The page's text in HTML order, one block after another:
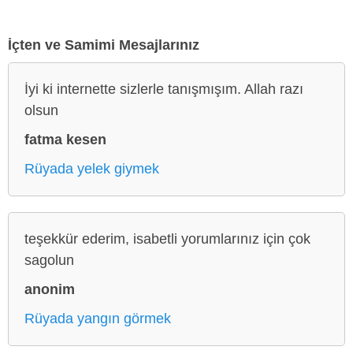
İçten ve Samimi Mesajlarınız
İyi ki internette sizlerle tanışmışım. Allah razı
olsun
fatma kesen
Rüyada yelek giymek
teşekkür ederim, isabetli yorumlarınız için çok
sagolun
anonim
Rüyada yangın görmek